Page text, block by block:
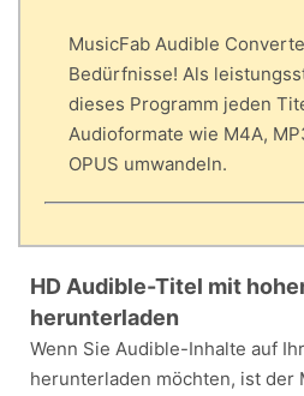
MusicFab Audible
Bedürfnisse! Als
dieses Programm jeden
Audioformate wie M4A,
OPUS umwandeln.
HD Audible-Titel mit
herunterladen
Wenn Sie Audible-Inhalte auf
herunterladen möchten, ist der